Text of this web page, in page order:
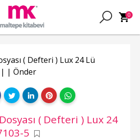
0
( Defteri ) Lux 24
5